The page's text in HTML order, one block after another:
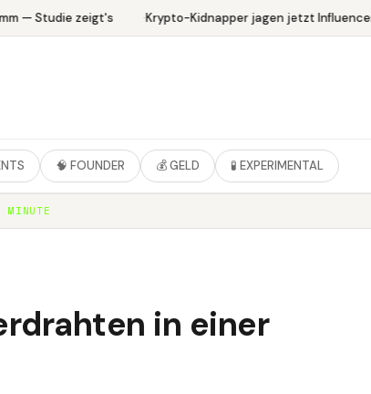
— Studie zeigt's Krypto-Kidnapper jagen jetzt Influencer
🧠 FOUNDER 💰 GELD 🧪 EXPERIMENTAL
MINUTE
in einer